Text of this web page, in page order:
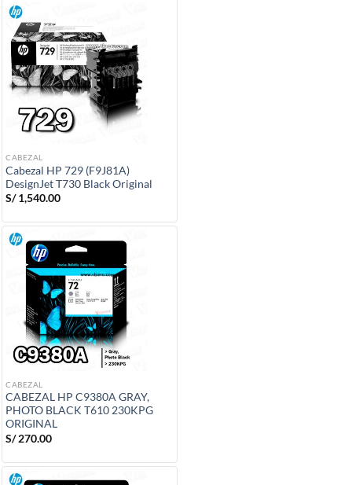
CABEZAL
Cabezal HP 729 (F9J81A)
DesignJet T730 Black Original
S/1,540.00
CABEZAL
CABEZAL HP C9380A GRAY,
PHOTO BLACK T610 230KPG
ORIGINAL
S/270.00